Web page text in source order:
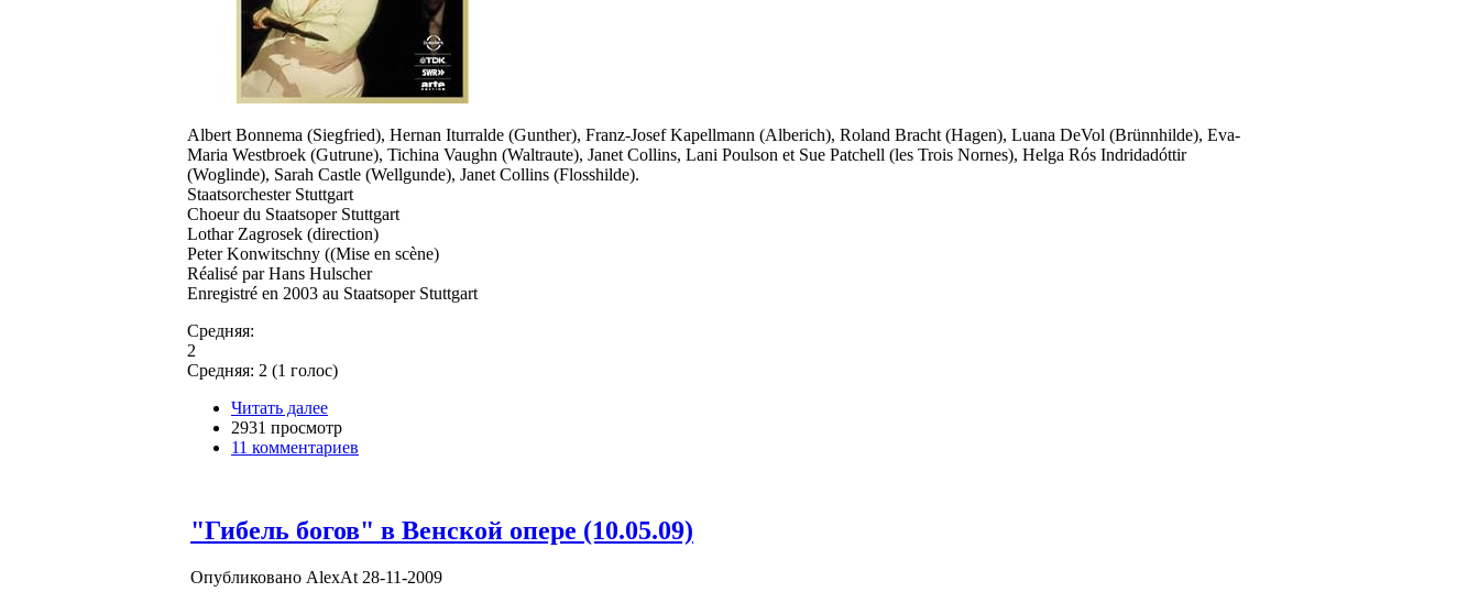
Albert Bonnema (Siegfried), Hernan Iturralde (Gunther), Franz-Josef Kapellmann (Alberich), Roland Bracht (Hagen), Luana DeVol (Brünnhilde), Eva-
Maria Westbroek (Gutrune), Tichina Vaughn (Waltraute), Janet Collins, Lani Poulson et Sue Patchell (les Trois Nornes), Helga Rós Indridadóttir
(Woglinde), Sarah Castle (Wellgunde), Janet Collins (Flosshilde).
Staatsorchester Stuttgart
Choeur du Staatsoper Stuttgart
Lothar Zagrosek (direction)
Peter Konwitschny ((Mise en scène)
Réalisé par Hans Hulscher
Enregistré en 2003 au Staatsoper Stuttgart
Средняя:
2
Средняя: 2 (1 голос)
Читать далее
2931 просмотр
11 комментариев
"Гибель богов" в Венской опере (10.05.09)
Опубликовано AlexAt 28-11-2009